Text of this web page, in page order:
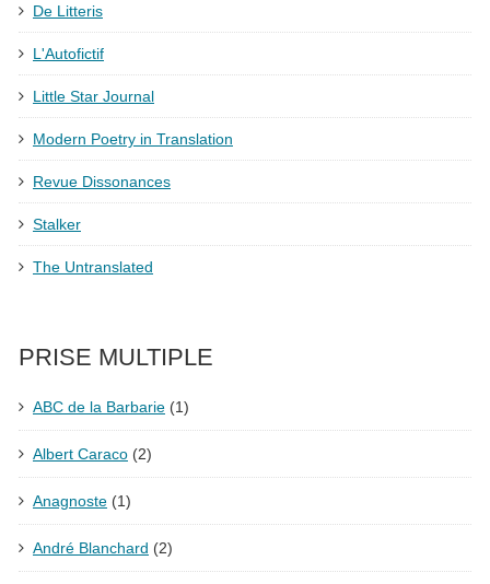
De Litteris
L'Autofictif
Little Star Journal
Modern Poetry in Translation
Revue Dissonances
Stalker
The Untranslated
PRISE MULTIPLE
ABC de la Barbarie (1)
Albert Caraco (2)
Anagnoste (1)
André Blanchard (2)